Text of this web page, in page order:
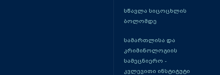
სწავლა სიცოცხლის
ბოლომდე
სამართლისა და
კრიმინოლოგიის
სამეცნიერო -
კვლევითი ინსტიტუტი